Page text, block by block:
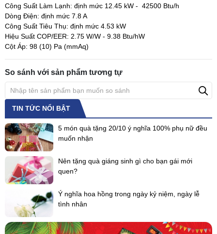
Công Suất Làm Lạnh: định mức 12.45 kW - 42500 Btu/h
Dòng Điện: định mức 7.8 A
Công Suất Tiêu Thụ: định mức 4.53 kW
Hiệu Suất COP/EER: 2.75 W/W - 9.38 Btu/hW
Cột Áp: 98 (10) Pa (mmAq)
So sánh với sản phẩm tương tự
TIN TỨC NỔI BẬT
5 món quà tặng 20/10 ý nghĩa 100% phụ nữ đều
muốn nhận
Nên tặng quà giáng sinh gì cho bạn gái mới
quen?
Ý nghĩa hoa hồng trong ngày kỷ niệm, ngày lễ
tình nhân